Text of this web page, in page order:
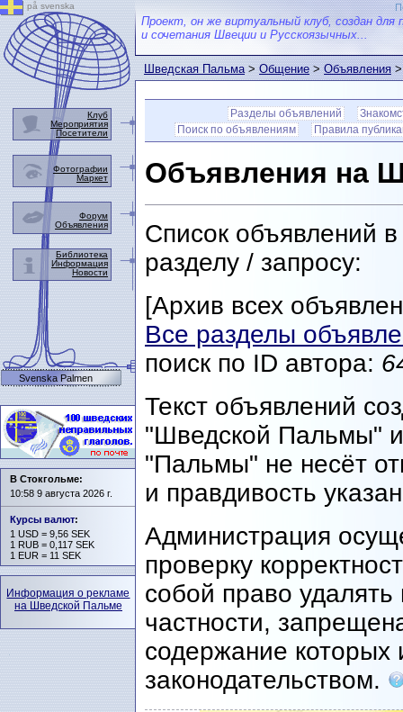
Проект, он же виртуальный клуб, создан для
и сочетания Швеции и Русскоязычных...
Шведская Пальма>Общение>Объявления>
Разделы объявлений
Поиск по объявлениям
Правила
Объявления на
Список объявлений
разделу / запросу:
[Архив всех
Все разделы
поиск по ID автора:
Текст объявлений
"Шведской Пальмы"
"Пальмы" не несёт
и правдивость
Администрация
проверку
собой право
частности,
содержание которых
законодательством.
på svenska
Клуб
Мероприятия
Посетители
Фотографии
Маркет
Форум
Объявления
Библиотека
Информация
Новости
Svenska Palmen
В Стокгольме:
10:58 9 августа 2026 г.
Курсы валют:
1 USD = 9,56 SEK
1 RUB = 0,117 SEK
1 EUR = 11 SEK
Информация о рекламе
на Шведской Пальме